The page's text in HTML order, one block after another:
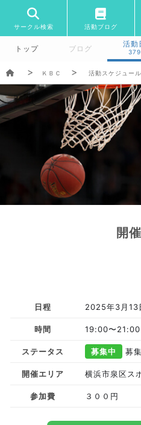
サークル検索 活動ブログ
トップ ブログ
活動
379
ＫＢＣ 活動スケジュール
開
日程 2025年3月13
時間 19:00〜21:00
ステータス 募集中 募
開催エリア 横浜市泉区ス
参加費 ３００円